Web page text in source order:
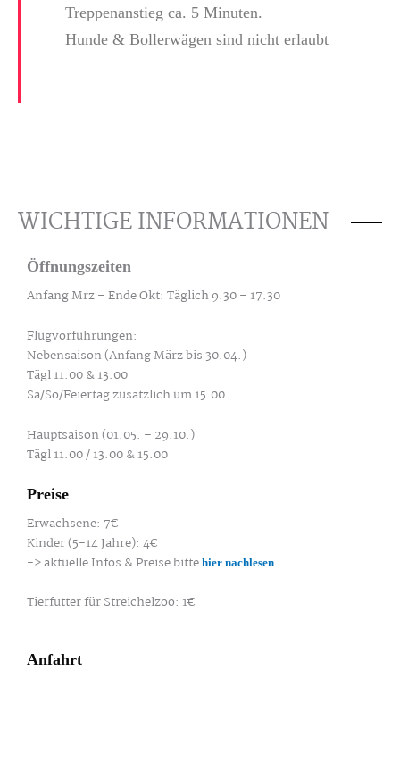
Treppenanstieg ca. 5 Minuten.
Hunde & Bollerwägen sind nicht erlaubt
WICHTIGE INFORMATIONEN
Öffnungszeiten
Anfang Mrz – Ende Okt: Täglich 9.30 – 17.30
Flugvorführungen:
Nebensaison (Anfang März bis 30.04.)
Tägl 11.00 & 13.00
Sa/So/Feiertag zusätzlich um 15.00
Hauptsaison (01.05. – 29.10.)
Tägl 11.00 / 13.00 & 15.00
Preise
Erwachsene: 7€
Kinder (5-14 Jahre): 4€
-> aktuelle Infos & Preise bitte hier nachlesen
Tierfutter für Streichelzoo: 1€
Anfahrt